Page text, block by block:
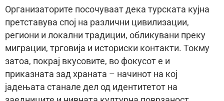
Организаторите посочуваат дека турската кујна
претставува спој на различни цивилизации,
региони и локални традиции, обликувани преку
миграции, трговија и историски контакти. Токму
затоа, покрај вкусовите, во фокусот е и
приказната зад храната – начинот на кој
јадењата станале дел од идентитетот на